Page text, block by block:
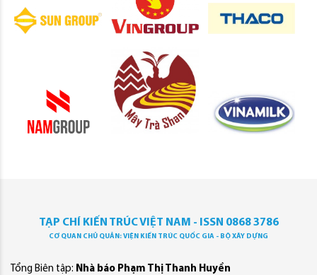
TẠP CHÍ KIẾN TRÚC VIỆT NAM - ISSN 0868 3786
CƠ QUAN CHỦ QUẢN: VIỆN KIẾN TRÚC QUỐC GIA - BỘ XÂY DỰNG
Tổng Biên tập: Nhà báo Phạm Thị Thanh Huyền